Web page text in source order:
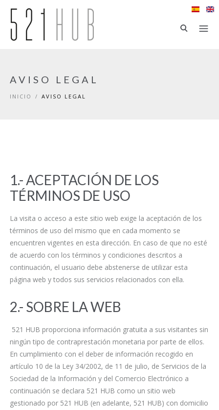
Ir al contenido principal
AVISO LEGAL
INICIO / AVISO LEGAL
1.- ACEPTACIÓN DE LOS
TÉRMINOS DE USO
La visita o acceso a este sitio web exige la aceptación de los
términos de uso del mismo que en cada momento se
encuentren vigentes en esta dirección. En caso de que no esté
de acuerdo con los términos y condiciones descritos a
continuación, el usuario debe abstenerse de utilizar esta
página web y todos sus servicios relacionados con ella.
2.- SOBRE LA WEB
521 HUB proporciona información gratuita a sus visitantes sin
ningún tipo de contraprestación monetaria por parte de ellos.
En cumplimiento con el deber de información recogido en
artículo 10 de la Ley 34/2002, de 11 de julio, de Servicios de la
Sociedad de la Información y del Comercio Electrónico a
continuación se declara 521 HUB como un sitio web
gestionado por 521 HUB (en adelante, 521 HUB) con domicilio